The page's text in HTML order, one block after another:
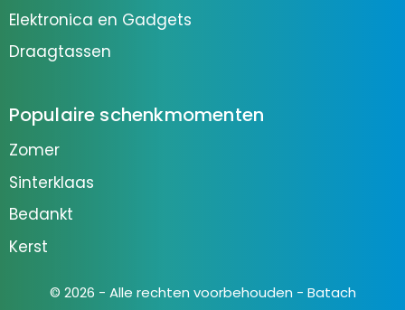
Elektronica en Gadgets
Draagtassen
Populaire schenkmomenten
Zomer
Sinterklaas
Bedankt
Kerst
© 2026 - Alle rechten voorbehouden - Batach